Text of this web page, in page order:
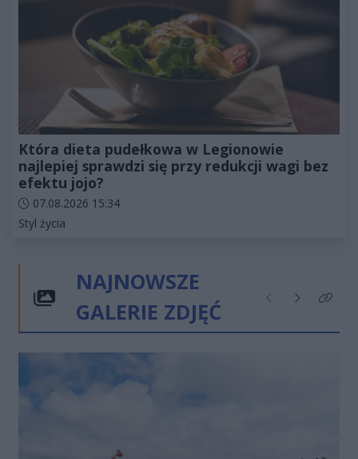
Która dieta pudełkowa w Legionowie
najlepiej sprawdzi się przy redukcji wagi bez
efektu jojo?
Data dodania artykułu:
07.08.2026 15:34
Kategorie artykułu:
Styl życia
NAJNOWSZE
GALERIE ZDJĘĆ
Poprzednie
NastępneKliknij